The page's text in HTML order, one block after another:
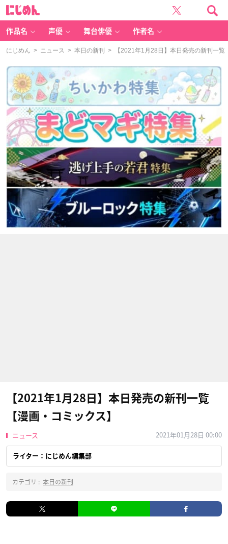
作品名 声優 舞台俳優 作者名
にじめん > ニュース > 本日の新刊 > 【2021年1月28日】本日発売の新刊一覧
【2021年1月28日】本日発売の新刊一覧
【漫画・コミックス】
ニュース 2021年01月28日 00:00
ライター：にじめん編集部
カテゴリ : 本日の新刊